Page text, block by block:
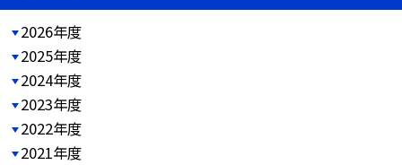
2026年度
2025年度
2024年度
2023年度
2022年度
2021年度